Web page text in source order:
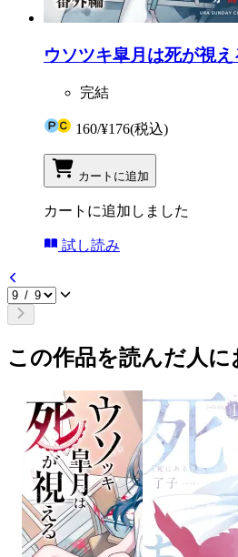
ウソツキ皐月は死が視
完結
160/¥176(税込)
カートに追加
カートに追加しました
試し読み
この作品を読んだ人